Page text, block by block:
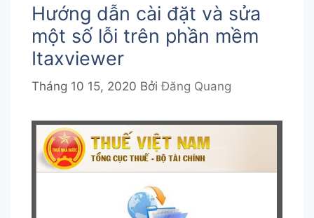
Hướng dẫn cài đặt và sửa
một số lỗi trên phần mềm
Itaxviewer
Tháng 10 15, 2020 BởiĐăng Quang